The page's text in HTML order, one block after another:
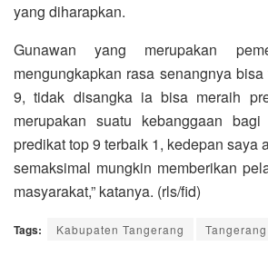
yang diharapkan.
Gunawan yang merupakan
mengungkapkan rasa senangnya
9, tidak disangka ia bisa meraih
merupakan suatu kebanggaan
predikat top 9 terbaik 1, kedepan saya
semaksimal mungkin memberikan
masyarakat,” katanya. (rls/fid)
Tags: Kabupaten Tangerang Tangerang